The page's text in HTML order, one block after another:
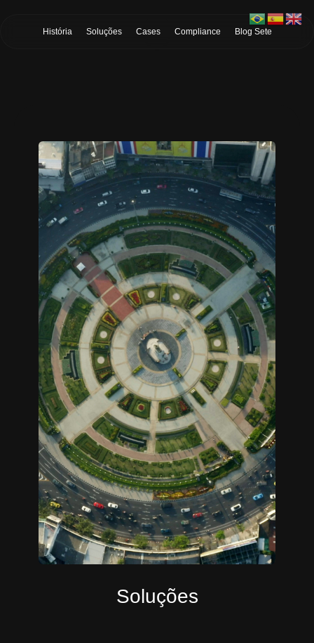
História Soluções Cases Compliance Blog Sete
Soluções